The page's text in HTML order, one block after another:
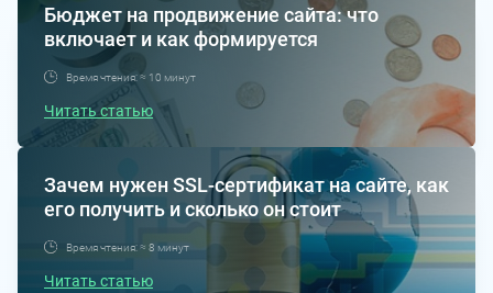
Бюджет на продвижение сайта: что
включает и как формируется
Время чтения: ≈ 10 минут
Читать статью
Зачем нужен SSL-сертификат на сайте, как
его получить и сколько он стоит
Время чтения: ≈ 8 минут
Читать статью